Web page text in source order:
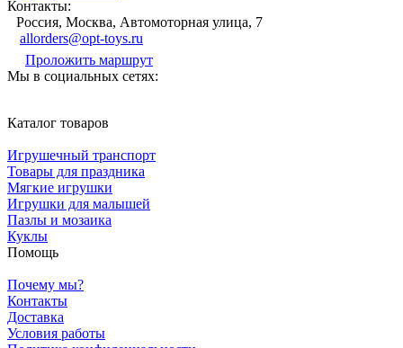
Контакты:
Россия, Москва, Автомоторная улица, 7
allorders@opt-toys.ru
Проложить маршрут
Мы в социальных сетях:
Каталог товаров
Игрушечный транспорт
Товары для праздника
Мягкие игрушки
Игрушки для малышей
Пазлы и мозаика
Куклы
Помощь
Почему мы?
Контакты
Доставка
Условия работы